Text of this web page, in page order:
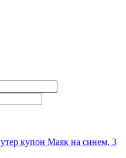
купон Маяк на синем, 3